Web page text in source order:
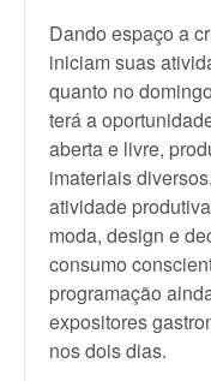
Dando espaço a
iniciam suas
quanto no
terá a
aberta e livre,
imateriais
atividade
moda, design e
consumo
programação
expositores
nos dois dias.